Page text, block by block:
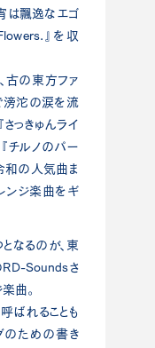
は飄逸なエゴ
』を収
古の東方ファ
滂沱の涙を流
っきゅんライ
チルノのパー
和の人気曲ま
ンジ楽曲をギ
なるのが、東
RD-Soundsさ
曲。
ばれることも
のための書き